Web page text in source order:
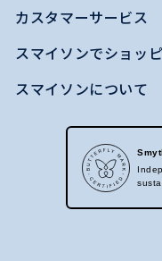
カスタマーサービス
スマイソンでショッ
スマイソンについて